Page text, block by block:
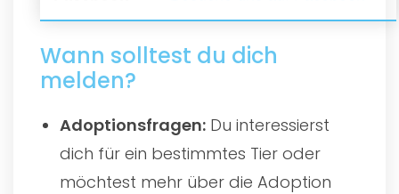
Wann solltest du dich
melden?
Adoptionsfragen: Du interessierst
dich für ein bestimmtes Tier oder
möchtest mehr über die Adoption